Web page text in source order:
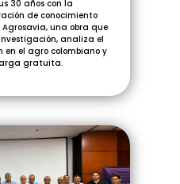
30 años con la
de conocimiento
una obra que
analiza el
en el agro colombiano y
gratuita.